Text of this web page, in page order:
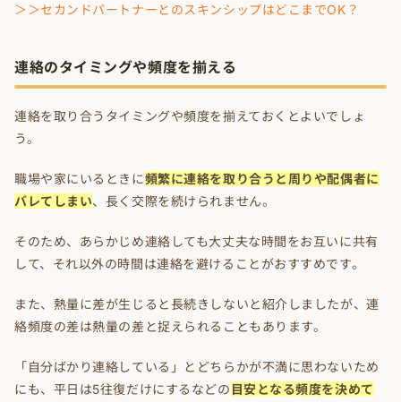
＞＞セカンドパートナーとのスキンシップはどこまでOK？
連絡のタイミングや頻度を揃える
連絡を取り合うタイミングや頻度を揃えておくとよいでしょ
う。
職場や家にいるときに頻繁に連絡を取り合うと周りや配偶者に
バレてしまい、長く交際を続けられません。
そのため、あらかじめ連絡しても大丈夫な時間をお互いに共有
して、それ以外の時間は連絡を避けることがおすすめです。
また、熱量に差が生じると長続きしないと紹介しましたが、連
絡頻度の差は熱量の差と捉えられることもあります。
「自分ばかり連絡している」とどちらかが不満に思わないため
にも、平日は5往復だけにするなどの 目安となる頻度を決めて